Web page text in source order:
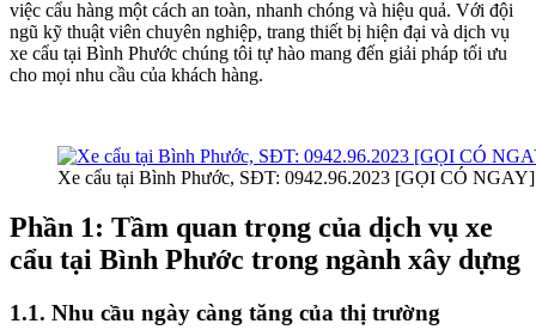
việc cẩu hàng một cách an toàn, nhanh chóng và hiệu quả. Với đội
ngũ kỹ thuật viên chuyên nghiệp, trang thiết bị hiện đại và dịch vụ
xe cẩu tại Bình Phước chúng tôi tự hào mang đến giải pháp tối ưu
cho mọi nhu cầu của khách hàng.
Xe cẩu tại Bình Phước, SĐT: 0942.96.2023 [GỌI CÓ NGAY]
Phần 1: Tầm quan trọng của dịch vụ xe
cẩu tại Bình Phước trong ngành xây dựng
1.1. Nhu cầu ngày càng tăng của thị trường